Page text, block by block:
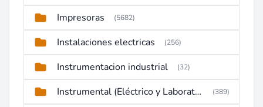
Impresoras (5682)
Instalaciones electricas (256)
Instrumentacion industrial (32)
Instrumental (Eléctrico y Laboratorio) (389)